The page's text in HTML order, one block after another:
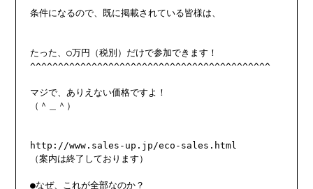
条件になるので、既に掲載されている皆様は、
たった、○万円（税別）だけで参加できます！
^^^^^^^^^^^^^^^^^^^^^^^^^^^^^^^^^^^^^^^^^^^
マジで、ありえない価格ですよ！
（＾＿＾）
http://www.sales-up.jp/eco-sales.html
（案内は終了しております）
●なぜ、これが全部なのか？